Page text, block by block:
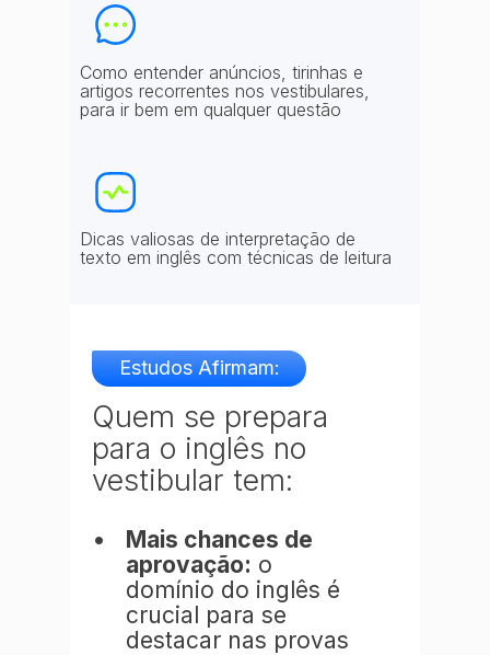
Como entender anúncios, tirinhas e
artigos recorrentes nos vestibulares,
para ir bem em qualquer questão
Dicas valiosas de interpretação de
texto em inglês com técnicas de leitura
Quem se prepara
para o inglês no
vestibular tem:
Mais chances de
aprovação: o
domínio do inglês é
crucial para se
destacar nas provas
Estudos Afirmam: